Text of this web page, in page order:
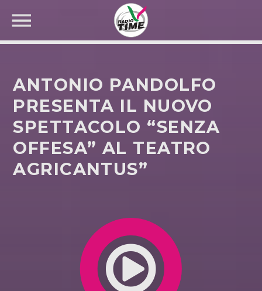
CERCA NEL SITO WEB:
ANTONIO PANDOLFO
PRESENTA IL NUOVO
SPETTACOLO “SENZA
OFFESA” AL TEATRO
AGRICANTUS”